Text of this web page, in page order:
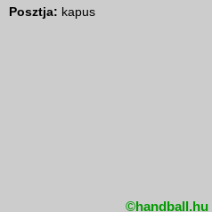
Posztja: kapus
©handball.hu